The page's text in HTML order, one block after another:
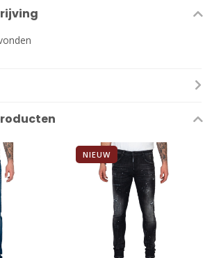
NIEUW